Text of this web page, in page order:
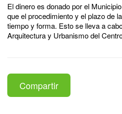
El dinero es donado por el
que el procedimiento y el plazo de
tiempo y forma. Esto se lleva a
Arquitectura y Urbanismo del
Compartir